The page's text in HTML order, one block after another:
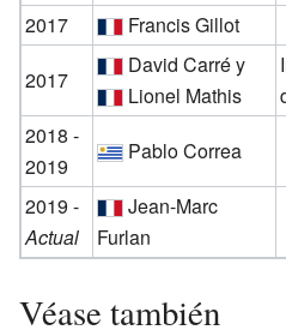
2017
Francis Gillot
2017
David Carré y
Lionel Mathis
2018 -
2019
Pablo Correa
2019 -
Actual
Jean-Marc
Furlan
Véase también